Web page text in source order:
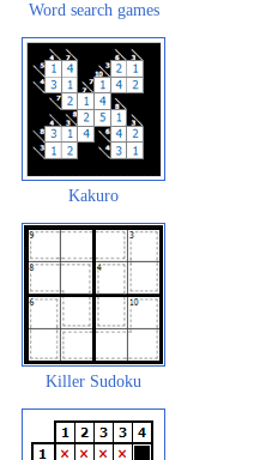
Word search games
Kakuro
Killer Sudoku